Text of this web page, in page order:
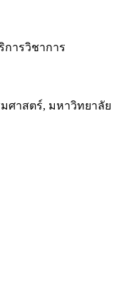
การวิชาการ
ศาสตร์, มหาวิทยาลัย